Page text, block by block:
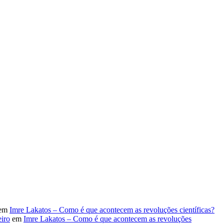
Imre Lakatos – Como é que acontecem as revoluções científicas?
em Imre Lakatos – Como é que acontecem as revoluções